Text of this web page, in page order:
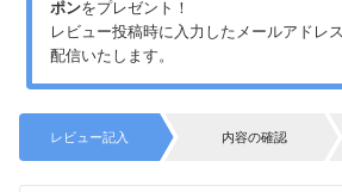
ポンをプレゼント！
レビュー投稿時に入力したメールアドレ
配信いたします。
レビュー記入 内容の確認